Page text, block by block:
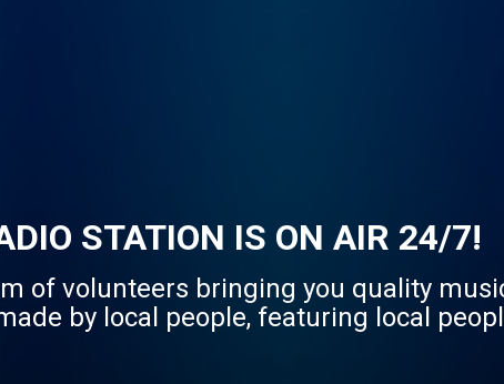
STATION IS ON AIR 24/7!
of volunteers bringing you quality
by local people, featuring local